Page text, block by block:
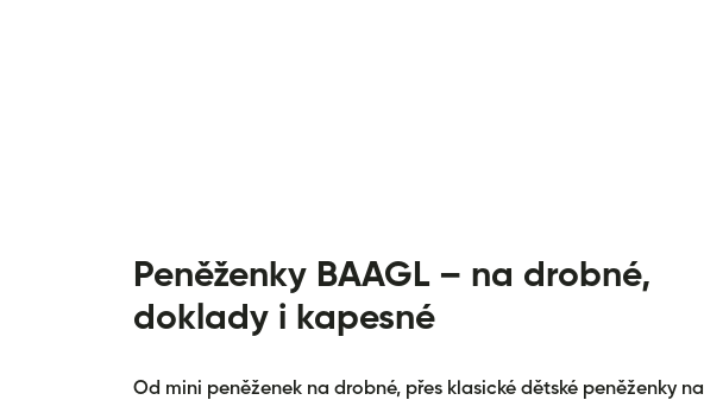
Peněženky BAAGL – na drobné,
doklady i kapesné
Od mini peněženek na drobné, přes klasické dětské peněženky na